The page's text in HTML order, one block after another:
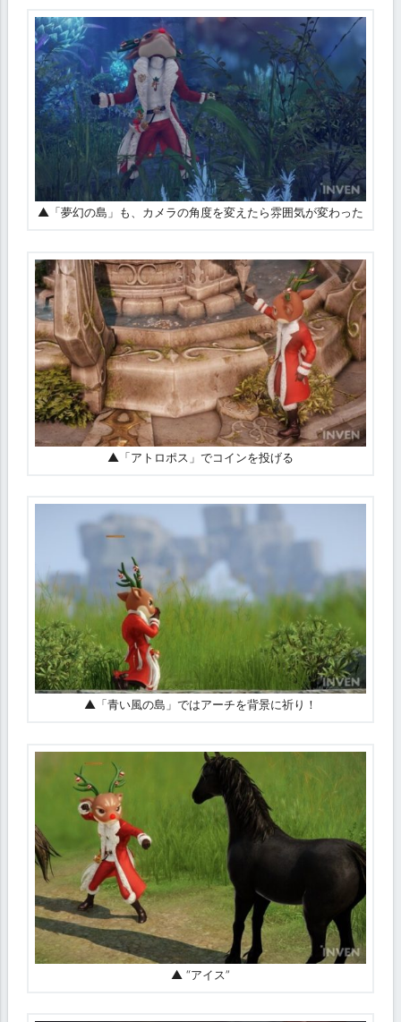
▲「夢幻の島」も、カメラの角度を変えたら雰囲気が変わった
▲「アトロポス」でコインを投げる
▲「青い風の島」ではアーチを背景に祈り！
▲ “アイス”